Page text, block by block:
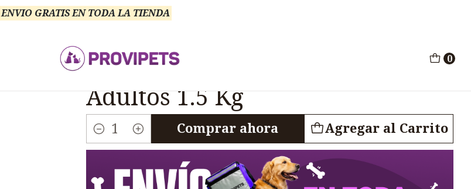
0
ENVIO GRATIS EN TODA LA TIENDA
Chunky Chunky Salmon Cordero Gatos Adultos 1.5 Kg
Chunky Salmon Cordero Gatos
Adultos 1.5 Kg
Cantidad
Agregar al Carrito
Comprar ahora